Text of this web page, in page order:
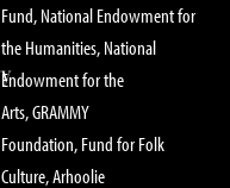
Fund, National Endowment for
the Humanities, National
Endowment for the
Arts, GRAMMY
Foundation, Fund for Folk
Culture, Arhoolie